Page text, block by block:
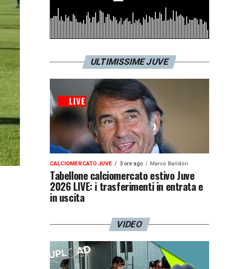
ULTIMISSIME JUVE
CALCIOMERCATO JUVE 3 ore ago Marco Baridon
Tabellone calciomercato estivo Juve
2026 LIVE: i trasferimenti in entrata e
in uscita
VIDEO